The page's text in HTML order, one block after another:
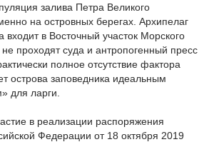
залива Петра Великого
на островных берегах. Архипелаг
входит в Восточный участок Морского
не проходят суда и антропогенный пресс
полное отсутствие фактора
острова заповедника идеальным
для ларги.
в реализации распоряжения
Федерации от 18 октября 2019